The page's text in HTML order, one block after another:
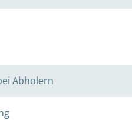
Abholern